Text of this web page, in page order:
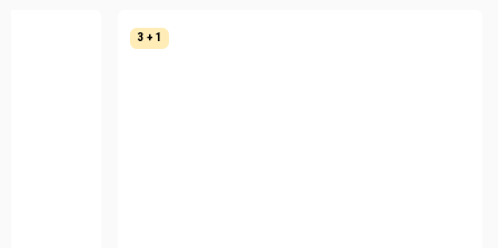
3 + 1